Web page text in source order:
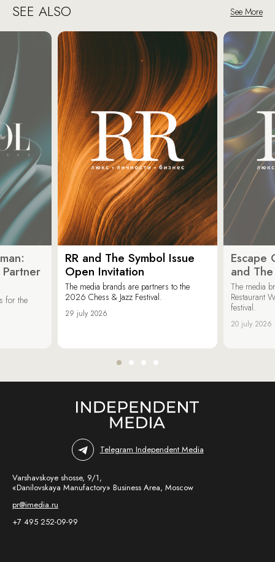
SEE ALSO See More
Partner
for the
RR and The Symbol Issue
Open Invitation
The media brands are partners to the
2026 Chess & Jazz Festival.
29 july 2026
Escape
and
The media
Restaurant
festival.
20 july 2026
Telegram Independent Media
Varshavskoye shosse, 9/1,
«Danilovskaya Manufactory» Business Area, Moscow
pr@imedia.ru
+7 495 252-09-99